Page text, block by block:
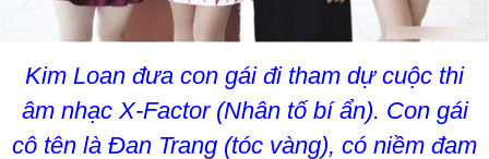
Kim Loan đưa con gái đi tham dự cuộc thi
âm nhạc X-Factor (Nhân tố bí ẩn). Con gái
cô tên là Đan Trang (tóc vàng), có niềm đam